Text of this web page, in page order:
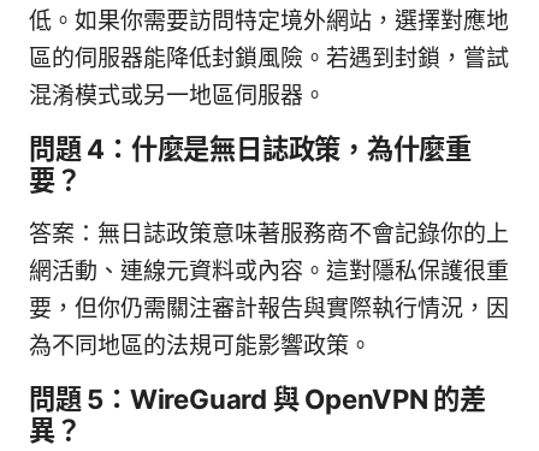
低。如果你需要訪問特定境外網站，選擇對應地
區的伺服器能降低封鎖風險。若遇到封鎖，嘗試
混淆模式或另一地區伺服器。
問題 4：什麼是無日誌政策，為什麼重
要？
答案：無日誌政策意味著服務商不會記錄你的上
網活動、連線元資料或內容。這對隱私保護很重
要，但你仍需關注審計報告與實際執行情況，因
為不同地區的法規可能影響政策。
問題 5：WireGuard 與 OpenVPN 的差
異？